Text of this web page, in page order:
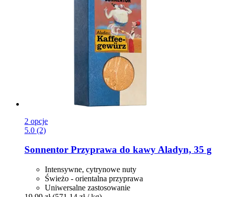
2 opcje
5.0 (2)
Sonnentor Przyprawa do kawy Aladyn, 35 g
Intensywne, cytrynowe nuty
Świeżo - orientalna przyprawa
Uniwersalne zastosowanie